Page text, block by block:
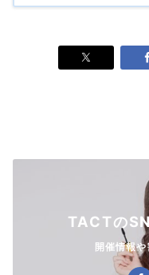
TACTの
開催情報